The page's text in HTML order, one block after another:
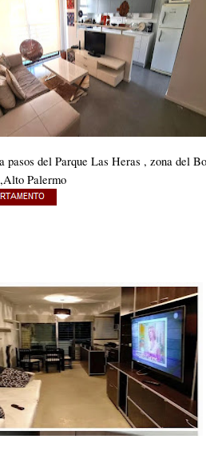
pasos del Parque Las Heras , zona del
Palermo